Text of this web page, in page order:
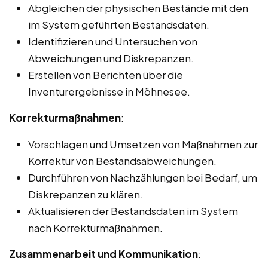
Abgleichen der physischen Bestände mit den
im System geführten Bestandsdaten.
Identifizieren und Untersuchen von
Abweichungen und Diskrepanzen.
Erstellen von Berichten über die
Inventurergebnisse in Möhnesee.
Korrekturmaßnahmen:
Vorschlagen und Umsetzen von Maßnahmen zur
Korrektur von Bestandsabweichungen.
Durchführen von Nachzählungen bei Bedarf, um
Diskrepanzen zu klären.
Aktualisieren der Bestandsdaten im System
nach Korrekturmaßnahmen.
Zusammenarbeit und Kommunikation: